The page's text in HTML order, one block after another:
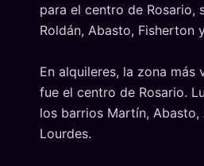
para el centro de Rosario,
Roldán, Abasto, Fisherton
En alquileres, la zona más
fue el centro de Rosario.
los barrios Martín,
Lourdes.